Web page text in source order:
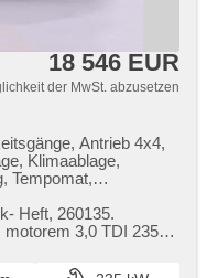
18 546 EUR
der MwSt. abzusetzen
Antrieb 4x4,
Klimaablage,
Tempomat,
senzory zadní,
Vorderlichter LED,
autom.
Heft,​ 260135.
3,​0 TDI 235